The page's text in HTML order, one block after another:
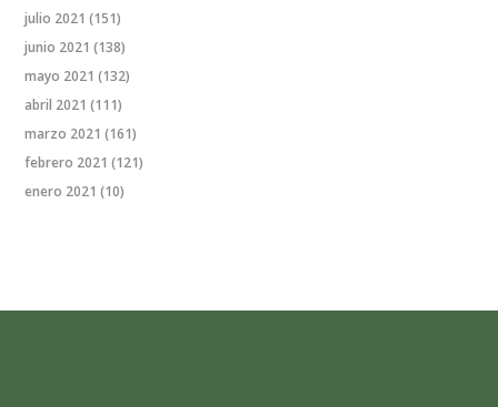
julio 2021 (151)
junio 2021 (138)
mayo 2021 (132)
abril 2021 (111)
marzo 2021 (161)
febrero 2021 (121)
enero 2021 (10)